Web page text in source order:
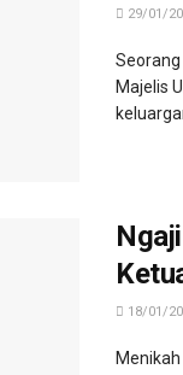
29/01/
Majelis
18/01/